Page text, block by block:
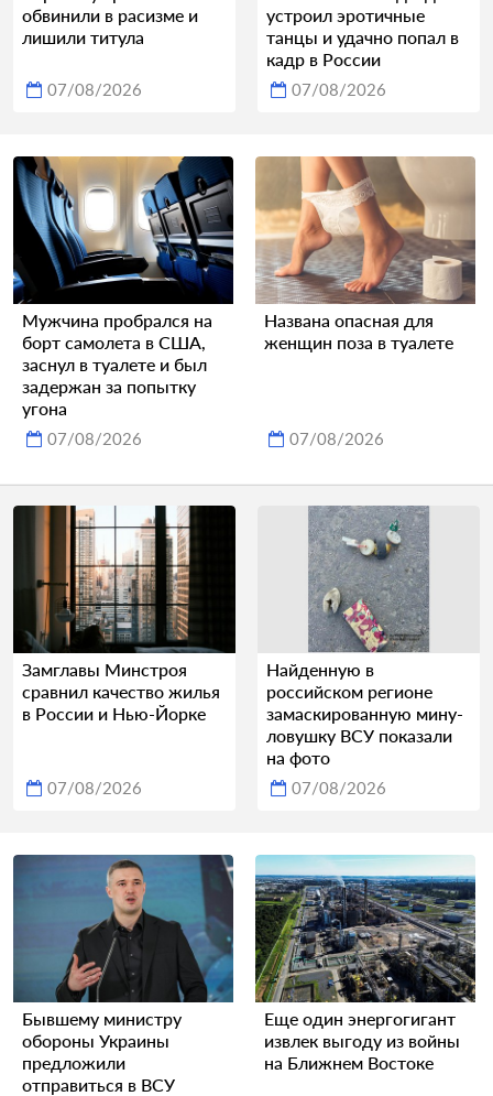
обвинили в расизме и
лишили титула
07/08/2026
устроил эротичные
танцы и удачно попал в
кадр в России
07/08/2026
Мужчина пробрался на
борт самолета в США,
заснул в туалете и был
задержан за попытку
угона
07/08/2026
Названа опасная для
женщин поза в туалете
07/08/2026
Замглавы Минстроя
сравнил качество жилья
в России и Нью-Йорке
07/08/2026
Найденную в
российском регионе
замаскированную мину-
ловушку ВСУ показали
на фото
07/08/2026
Бывшему министру
обороны Украины
предложили
отправиться в ВСУ
Еще один энергогигант
извлек выгоду из войны
на Ближнем Востоке